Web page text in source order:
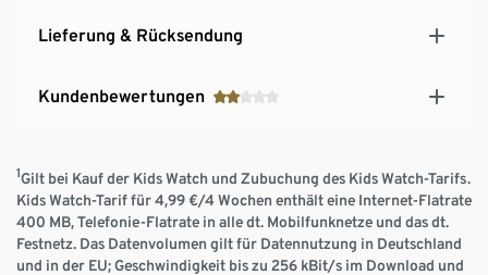
Lieferung & Rücksendung
Kundenbewertungen
1Gilt bei Kauf der Kids Watch und Zubuchung des Kids Watch-Tarifs.
Kids Watch-Tarif für 4,99 €/4 Wochen enthält eine Internet-Flatrate
400 MB, Telefonie-Flatrate in alle dt. Mobilfunknetze und das dt.
Festnetz. Das Datenvolumen gilt für Datennutzung in Deutschland
und in der EU; Geschwindigkeit bis zu 256 kBit/s im Download und